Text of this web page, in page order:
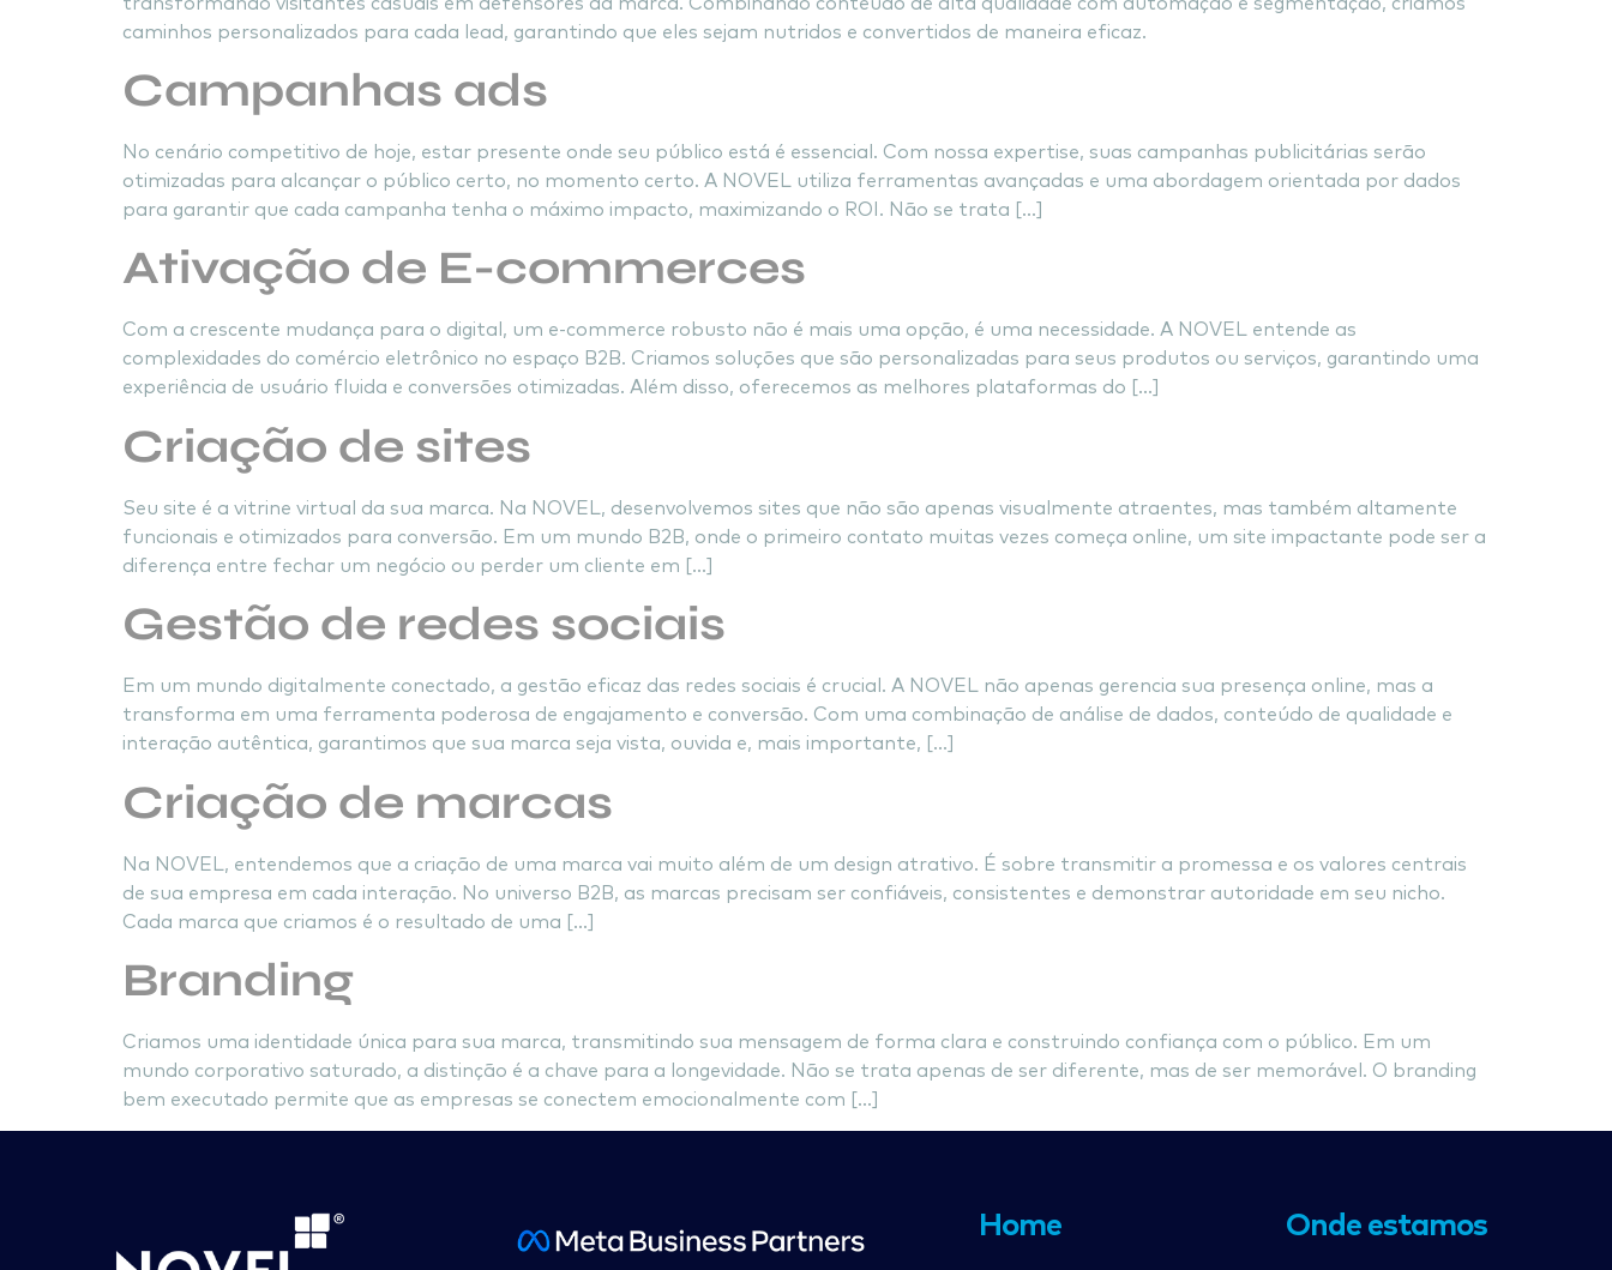
caminhos personalizados para cada lead, garantindo que eles sejam nutridos e convertidos de maneira eficaz.
Campanhas ads
No cenário competitivo de hoje, estar presente onde seu público está é essencial. Com nossa expertise, suas campanhas publicitárias serão
otimizadas para alcançar o público certo, no momento certo. A NOVEL utiliza ferramentas avançadas e uma abordagem orientada por dados
para garantir que cada campanha tenha o máximo impacto, maximizando o ROI. Não se trata […]
Ativação de E-commerces
Com a crescente mudança para o digital, um e-commerce robusto não é mais uma opção, é uma necessidade. A NOVEL entende as
complexidades do comércio eletrônico no espaço B2B. Criamos soluções que são personalizadas para seus produtos ou serviços, garantindo uma
experiência de usuário fluida e conversões otimizadas. Além disso, oferecemos as melhores plataformas do […]
Criação de sites
Seu site é a vitrine virtual da sua marca. Na NOVEL, desenvolvemos sites que não são apenas visualmente atraentes, mas também altamente
funcionais e otimizados para conversão. Em um mundo B2B, onde o primeiro contato muitas vezes começa online, um site impactante pode ser a
diferença entre fechar um negócio ou perder um cliente em […]
Gestão de redes sociais
Em um mundo digitalmente conectado, a gestão eficaz das redes sociais é crucial. A NOVEL não apenas gerencia sua presença online, mas a
transforma em uma ferramenta poderosa de engajamento e conversão. Com uma combinação de análise de dados, conteúdo de qualidade e
interação autêntica, garantimos que sua marca seja vista, ouvida e, mais importante, […]
Criação de marcas
Na NOVEL, entendemos que a criação de uma marca vai muito além de um design atrativo. É sobre transmitir a promessa e os valores centrais
de sua empresa em cada interação. No universo B2B, as marcas precisam ser confiáveis, consistentes e demonstrar autoridade em seu nicho.
Cada marca que criamos é o resultado de uma […]
Branding
Criamos uma identidade única para sua marca, transmitindo sua mensagem de forma clara e construindo confiança com o público. Em um
mundo corporativo saturado, a distinção é a chave para a longevidade. Não se trata apenas de ser diferente, mas de ser memorável. O branding
bem executado permite que as empresas se conectem emocionalmente com […]
Home Onde estamos